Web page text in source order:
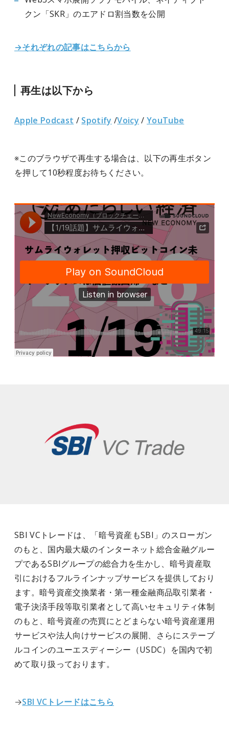
クン「SKR」のエアドロ割当数を公開
→それぞれの記事はこちらから
再生は以下から
Apple Podcast / Spotify /Voicy / YouTube
※このブラウザで再生する場合は、以下の再生ボタン
を押して10秒程度お待ちください。
SBI VCトレードは、「暗号資産もSBI」のスローガン
のもと、国内最大級のインターネット総合金融グルー
プであるSBIグループの総合力を生かし、暗号資産取
引におけるフルラインナップサービスを提供しており
ます。暗号資産交換業者・第一種金融商品取引業者・
電子決済手段等取引業者として高いセキュリティ体制
のもと、暗号資産の売買にとどまらない暗号資産運用
サービスや法人向けサービスの展開、さらにステーブ
ルコインのユーエスディーシー（USDC）を国内で初
めて取り扱っております。
→SBI VCトレードはこちら